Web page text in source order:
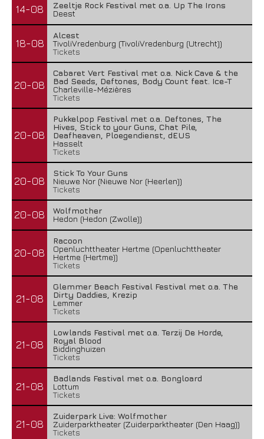
14-08
Zeeltje Rock Festival met o.a. Up The Irons
Deest
18-08
Alcest
TivoliVredenburg (TivoliVredenburg (Utrecht))
Tickets
20-08
Cabaret Vert Festival met o.a. Nick Cave & the
Bad Seeds, Deftones, Body Count feat. Ice-T
Charleville-Mézières
Tickets
20-08
Pukkelpop Festival met o.a. Deftones, The
Hives, Stick to your Guns, Chat Pile,
Deafheaven, Ploegendienst, dEUS
Hasselt
Tickets
20-08
Stick To Your Guns
Nieuwe Nor (Nieuwe Nor (Heerlen))
Tickets
20-08
Wolfmother
Hedon (Hedon (Zwolle))
20-08
Racoon
Openluchttheater Hertme (Openluchttheater
Hertme (Hertme))
Tickets
21-08
Glemmer Beach Festival Festival met o.a. The
Dirty Daddies, Krezip
Lemmer
Tickets
21-08
Lowlands Festival met o.a. Terzij De Horde,
Royal Blood
Biddinghuizen
Tickets
21-08
Badlands Festival met o.a. Bongloard
Lottum
Tickets
21-08
Zuiderpark Live: Wolfmother
Zuiderparktheater (Zuiderparktheater (Den Haag))
Tickets